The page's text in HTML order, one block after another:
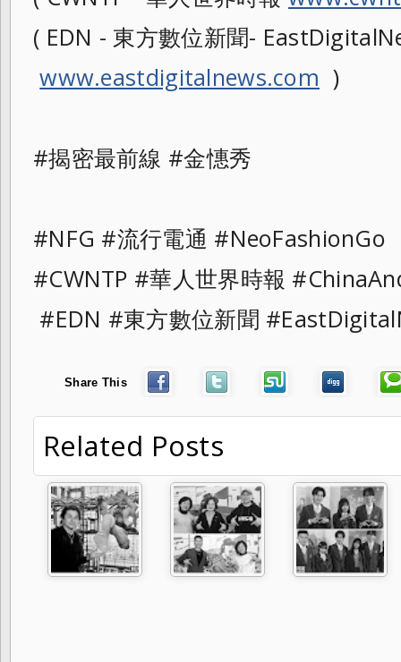
( EDN - 東方數位新聞-
www.eastdigitalnews.com )
#揭密最前線 #金憓秀
#NFG #流行電通 #NeoFashionGo
#CWNTP #華人世界時報
#EDN #東方數位新聞
Share This
Related Posts